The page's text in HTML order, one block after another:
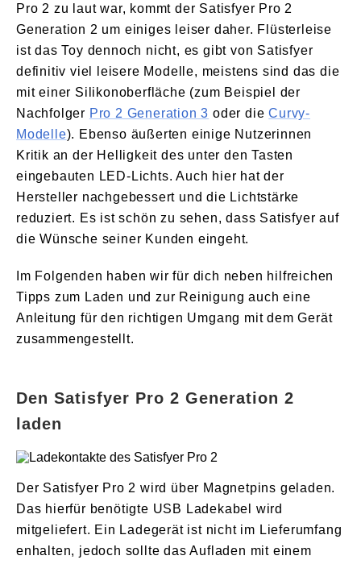
Pro 2 zu laut war, kommt der Satisfyer Pro 2
Generation 2 um einiges leiser daher. Flüsterleise
ist das Toy dennoch nicht, es gibt von Satisfyer
definitiv viel leisere Modelle, meistens sind das die
mit einer Silikonoberfläche (zum Beispiel der
Nachfolger Pro 2 Generation 3 oder dieCurvy-
Modelle). Ebenso äußerten einige Nutzerinnen
Kritik an der Helligkeit des unter den Tasten
eingebauten LED-Lichts. Auch hier hat der
Hersteller nachgebessert und die Lichtstärke
reduziert. Es ist schön zu sehen, dass Satisfyer auf
die Wünsche seiner Kunden eingeht.
Im Folgenden haben wir für dich neben hilfreichen
Tipps zum Laden und zur Reinigung auch eine
Anleitung für den richtigen Umgang mit dem Gerät
zusammengestellt.
Den Satisfyer Pro 2 Generation 2
laden
Der Satisfyer Pro 2 wird über Magnetpins geladen.
Das hierfür benötigte USB Ladekabel wird
mitgeliefert. Ein Ladegerät ist nicht im Lieferumfang
enhalten, jedoch sollte das Aufladen mit einem